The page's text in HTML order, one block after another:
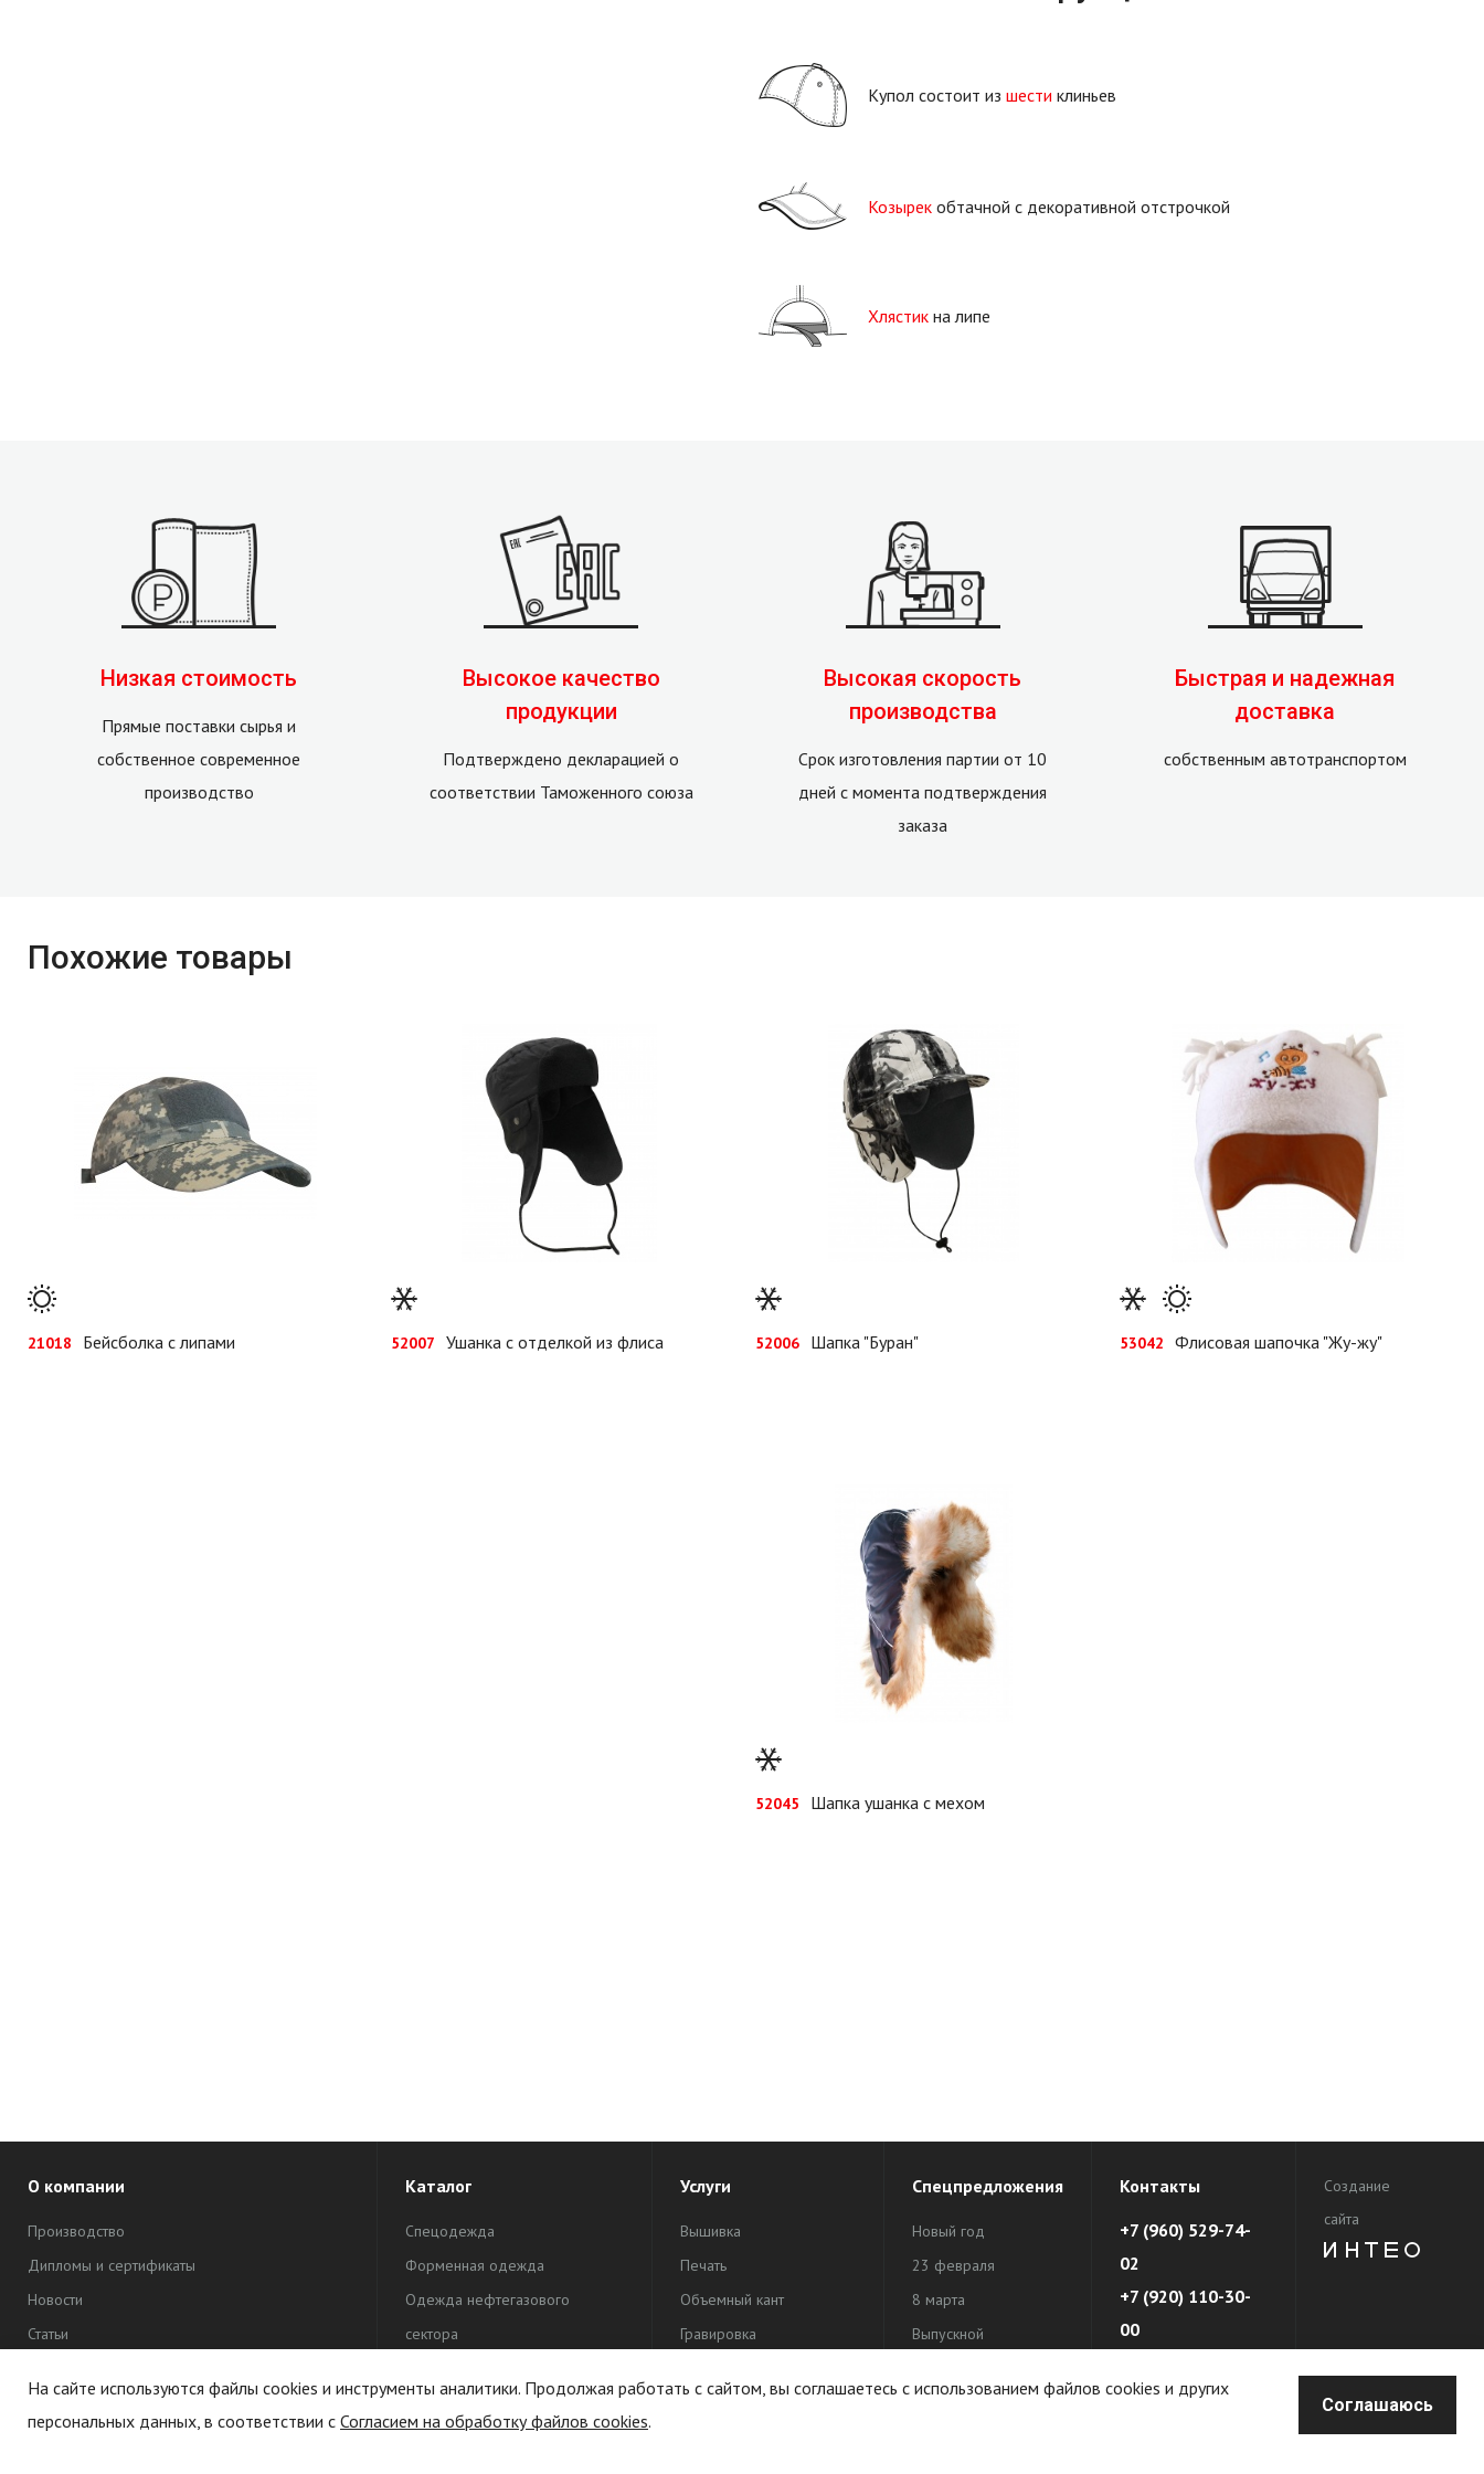
Купол состоит из шести клиньев
Козырек обтачной с декоративной отстрочкой
Хлястик на липе
Низкая стоимость
Прямые поставки сырья и
собственное современное
производство
Высокое качество
продукции
Подтверждено декларацией о
соответствии Таможенного союза
Высокая скорость
производства
Срок изготовления партии от 10
дней с момента подтверждения
заказа
Быстрая и надежная
доставка
собственным автотранспортом
Похожие товары
21018 Бейсболка с липами 52007 Ушанка с отделкой из флиса 52006 Шапка "Буран" 53042 Флисовая шапочка "Жу-жу"
52045 Шапка ушанка с мехом
О компании
Производство
Дипломы и сертификаты
Новости
Статьи
Политика обработки персональных данных
Каталог
Спецодежда
Форменная одежда
Одежда нефтегазового
сектора
Одежда для активного отдыха
Сувенирная продукция
Услуги
Вышивка
Печать
Объемный кант
Гравировка
Индивидуальная
Спецпредложения
Новый год
23 февраля
8 марта
Выпускной
Контакты
+7 (960) 529-74-
02
+7 (920) 110-30-
00
Создание
сайта
На сайте используются файлы cookies и инструменты аналитики. Продолжая работать с сайтом, вы соглашаетесь с использованием файлов cookies и других
персональных данных, в соответствии с Согласием на обработку файлов cookies.
Соглашаюсь